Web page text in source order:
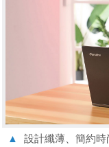
▲
設計纖薄、簡約時